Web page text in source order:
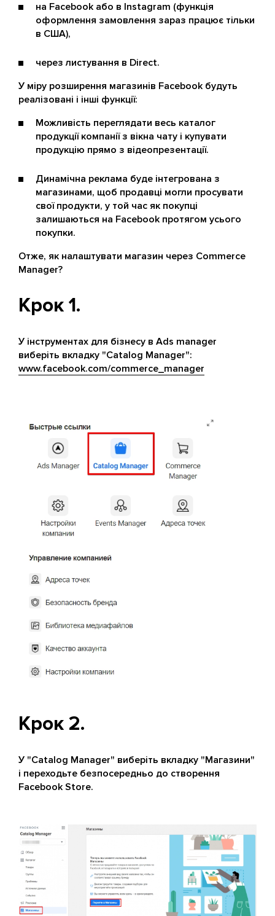
на Facebook або в Instagram (функція
оформлення замовлення зараз працює тільки
в США),
через листування в Direct.
У міру розширення магазинів Facebook будуть
реалізовані і інші функції:
Можливість переглядати весь каталог
продукції компанії з вікна чату і купувати
продукцію прямо з відеопрезентації.
Динамічна реклама буде інтегрована з
магазинами, щоб продавці могли просувати
свої продукти, у той час як покупці
залишаються на Facebook протягом усього
покупки.
Отже, як налаштувати магазин через Commerce
Manager?
Крок 1.
У інструментах для бізнесу в Ads manager
виберіть вкладку "Catalog Manager":
www.facebook.com/commerce_manager
Крок 2.
У "Catalog Manager" виберіть вкладку "Магазини"
і переходьте безпосередньо до створення
Facebook Store.